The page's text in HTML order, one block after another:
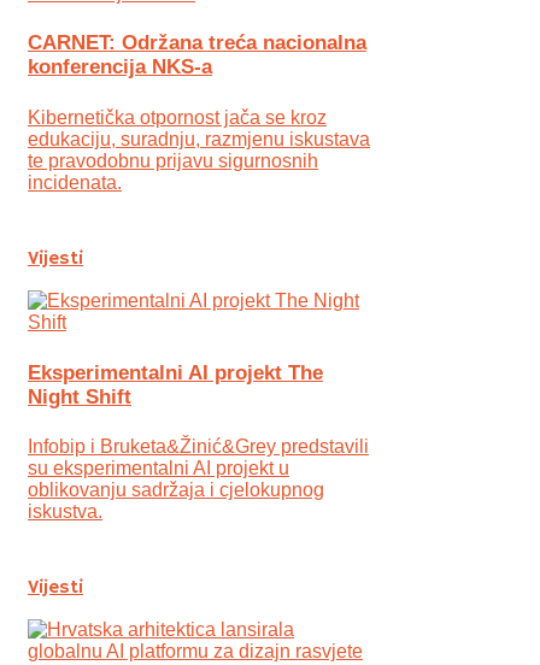
CARNET: Održana treća nacionalna
konferencija NKS-a
Kibernetička otpornost jača se kroz
edukaciju, suradnju, razmjenu iskustava
te pravodobnu prijavu sigurnosnih
incidenata.
Vijesti
Eksperimentalni AI projekt The
Night Shift
Infobip i Bruketa&Žinić&Grey predstavili
su eksperimentalni AI projekt u
oblikovanju sadržaja i cjelokupnog
iskustva.
Vijesti